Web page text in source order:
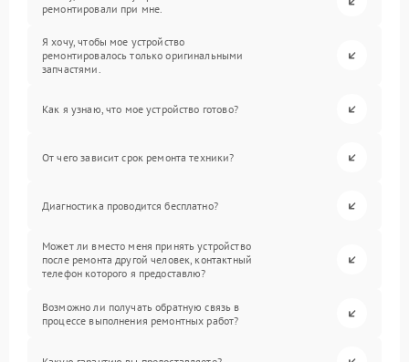
ремонтировали при мне.
Я хочу, чтобы мое устройство
ремонтировалось только оригинальными
запчастями.
Как я узнаю, что мое устройство готово?
От чего зависит срок ремонта техники?
Диагностика проводится бесплатно?
Может ли вместо меня принять устройство
после ремонта другой человек, контактный
телефон которого я предоставлю?
Возможно ли получать обратную связь в
процессе выполнения ремонтных работ?